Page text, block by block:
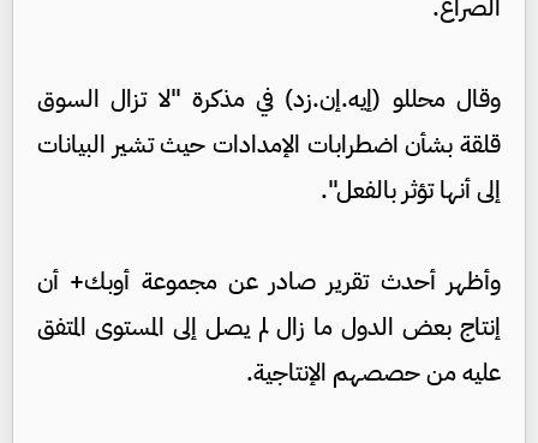
الصراع.
وقال محللو (إيه.إن.زد) في مذكرة "لا تزال السوق
قلقة بشأن اضطرابات الإمدادات حيث تشير البيانات
إلى أنها تؤثر بالفعل".
وأظهر أحدث تقرير صادر عن مجموعة أوبك+ أن
إنتاج بعض الدول ما زال لم يصل إلى المستوى المتفق
عليه من حصصهم الإنتاجية.